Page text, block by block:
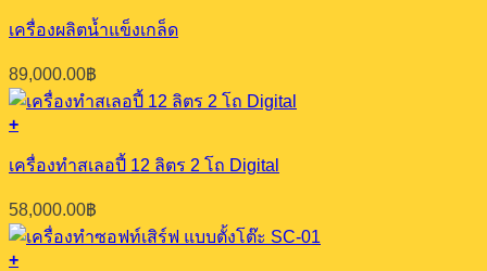
เครื่องผลิตน้ำแข็งเกล็ด
89,000.00฿
+
เครื่องทำสเลอปี้ 12 ลิตร 2 โถ Digital
58,000.00฿
+